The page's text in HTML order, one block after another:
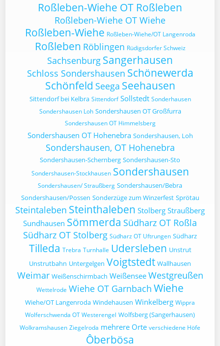
Roßleben-Wiehe OT Roßleben
Roßleben-Wiehe OT Wiehe
Roßleben-Wiehe Roßleben-Wiehe/OT Langenroda
Roßleben Röblingen Rüdigsdorfer Schweiz
Sachsenburg Sangerhausen
Schloss Sondershausen Schönewerda
Schönfeld Seega Seehausen
Sittendorf bei Kelbra Sittendorf Sollstedt Sonderhausen
Sondershausen Loh Sondershausen OT Großfurra
Sondershausen OT Himmelsberg
Sondershausen OT Hohenebra Sondershausen, Loh
Sondershausen, OT Hohenebra
Sondershausen-Schernberg Sondershausen-Sto
Sondershausen-Stockhausen Sondershausen
Sondershausen/ Straußberg Sondershausen/Bebra
Sondershausen/Possen Sonderzüge zum Winzerfest Sprötau
Steintaleben Steinthaleben Stolberg Straußberg
Sundhausen Sömmerda Südharz OT Roßla
Südharz OT Stolberg Südharz OT Uftrungen Südharz
Tilleda Trebra Turnhalle Udersleben Unstrut
Unstrutbahn Untergelgen Voigtstedt Wallhausen
Weimar Weißenschirmbach Weißensee Westgreußen
Wettelrode Wiehe OT Garnbach Wiehe
Wiehe/OT Langenroda Windehausen Winkelberg Wippra
Wolferschwenda OT Westerengel Wolfsberg (Sangerhausen)
Wolkramshausen Ziegelroda mehrere Orte verschiedene Höfe
Ôberbösa